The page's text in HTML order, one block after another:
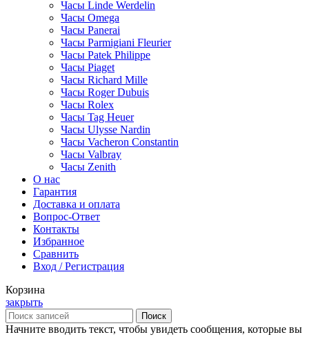
Часы Linde Werdelin
Часы Omega
Часы Panerai
Часы Parmigiani Fleurier
Часы Patek Philippe
Часы Piaget
Часы Richard Mille
Часы Roger Dubuis
Часы Rolex
Часы Tag Heuer
Часы Ulysse Nardin
Часы Vacheron Constantin
Часы Valbray
Часы Zenith
О нас
Гарантия
Доставка и оплата
Вопрос-Ответ
Контакты
Избранное
Сравнить
Вход / Регистрация
Корзина
закрыть
Поиск
Начните вводить текст, чтобы увидеть сообщения, которые вы